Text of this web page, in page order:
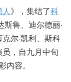
》，集结了科
斯鲁、迪尔德丽·
尔·凯利、斯科
员，自九月中旬
容。